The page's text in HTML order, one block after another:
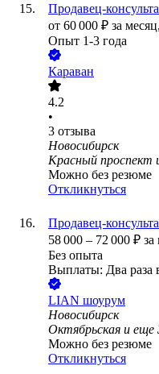
Продавец-
от 60 000 ₽ за месяц,
Опыт 1-3 года
Караван
4.2
•
3 отзыва
Новосибирск
Красный проспект
Можно без резюме
Откликнуться
Продавец-
58 000 – 72 000 ₽ за
Без опыта
Выплаты: Два раза
LIAN шоурум
Новосибирск
Октябрьская и еще
Можно без резюме
Откликнуться